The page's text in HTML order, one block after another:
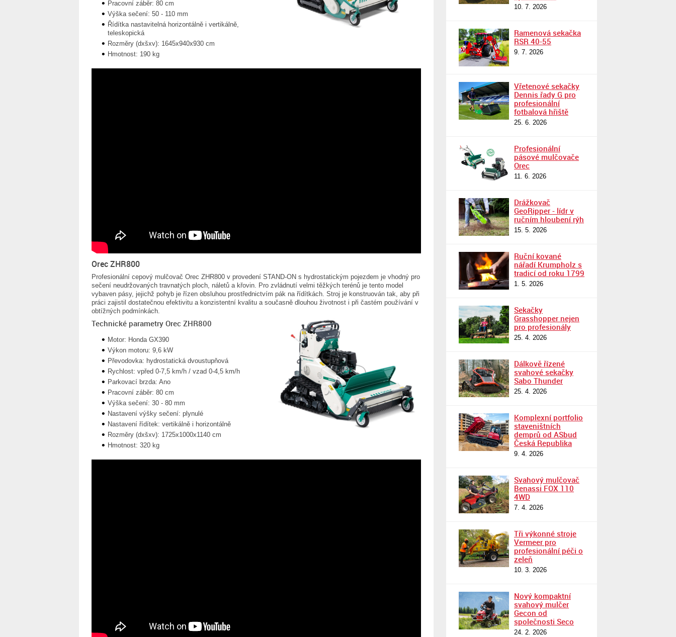
Pracovní záběr: 80 cm
Výška sečení: 50 - 110 mm
Řídítka nastavitelná horizontálně i vertikálně,
teleskopická
Rozměry (dxšxv): 1645x940x930 cm
Hmotnost: 190 kg
Orec ZHR800
Profesionální cepový mulčovač Orec ZHR800 v provedení STAND-ON s hydrostatickým pojezdem je vhodný pro
sečení neudržovaných travnatých ploch, náletů a křovin. Pro zvládnutí velmi těžkých terénů je tento model
vybaven pásy, jejichž pohyb je řízen obsluhou prostřednictvím pák na řídítkách. Stroj je konstruován tak, aby při
práci zajistil dostatečnou efektivitu a konzistentní kvalitu a současně dlouhou životnost i při častém používání v
obtížných podmínkách.
Technické parametry Orec ZHR800
Motor: Honda GX390
Výkon motoru: 9,6 kW
Převodovka: hydrostatická dvoustupňová
Rychlost: vpřed 0-7,5 km/h / vzad 0-4,5 km/h
Parkovací brzda: Ano
Pracovní záběr: 80 cm
Výška sečení: 30 - 80 mm
Nastavení výšky sečení: plynulé
Nastavení řídítek: vertikálně i horizontálně
Rozměry (dxšxv): 1725x1000x1140 cm
Hmotnost: 320 kg
10. 7. 2026
Ramenová sekačka
RSR 40-55
9. 7. 2026
Vřetenové sekačky
Dennis řady G pro
profesionální
fotbalová hřiště
25. 6. 2026
Profesionální
pásové mulčovače
Orec
11. 6. 2026
Drážkovač
GeoRipper - lídr v
ručním hloubení rýh
15. 5. 2026
Ruční kované
nářadí Krumpholz s
tradicí od roku 1799
1. 5. 2026
Sekačky
Grasshopper nejen
pro profesionály
25. 4. 2026
Dálkově řízené
svahové sekačky
Sabo Thunder
25. 4. 2026
Komplexní portfolio
staveništních
demprů od ASbud
Česká Republika
9. 4. 2026
Svahový mulčovač
Benassi FOX 110
4WD
7. 4. 2026
Tři výkonné stroje
Vermeer pro
profesionální péči o
zeleň
10. 3. 2026
Nový kompaktní
svahový mulčer
Gecon od
společnosti Seco
24. 2. 2026